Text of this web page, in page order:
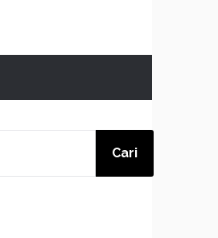
Cari